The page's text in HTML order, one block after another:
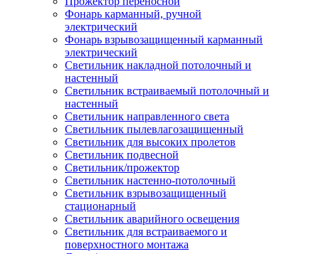
Фонарь карманный, ручной
электрический
Фонарь взрывозащищенный карманный
электрический
Светильник накладной потолочный и
настенный
Светильник встраиваемый потолочный и
настенный
Светильник направленного света
Светильник пылевлагозащищенный
Светильник для высоких пролетов
Светильник подвесной
Светильник/прожектор
Светильник настенно-потолочный
Светильник взрывозащищенный
стационарный
Светильник аварийного освещения
Светильник для встраиваемого и
поверхностного монтажа